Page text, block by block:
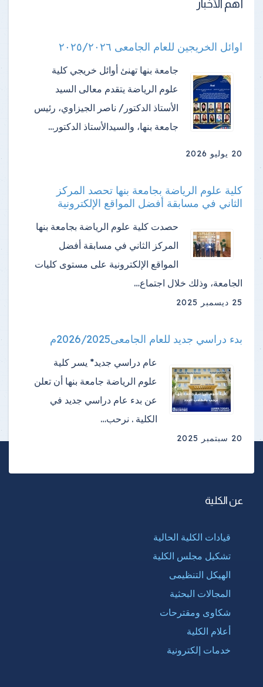
أهم الأخبار
اوائل الخريجين للعام الجامعى ٢٠٢٥/٢٠٢٦
جامعة بنها تهنئ أوائل خريجي كلية
علوم الرياضة ​يتقدم معالى السيد
الأستاذ الدكتور/ ناصر الجيزاوي، رئيس
جامعة بنها، والسيدالأستاذ الدكتور…
20 يوليو 2026
كلية علوم الرياضة بجامعة بنها تحصد المركز
الثاني في مسابقة أفضل المواقع الإلكترونية
حصدت كلية علوم الرياضة بجامعة بنها
المركز الثاني في مسابقة أفضل
المواقع الإلكترونية على مستوى كليات
الجامعة، وذلك خلال اجتماع…
25 ديسمبر 2025
بدء دراسي جديد للعام الجامعى2026/2025م
عام دراسي جديد* يسر كلية
علوم الرياضة جامعة بنها أن تعلن
عن بدء عام دراسي جديد في
الكلية . نرحب…
20 سبتمبر 2025
عن الكلية
قيادات الكلية الحالية
تشكيل مجلس الكلية
الهيكل التنظيمى
المجالات البحثية
شكاوى ومقترحات
أعلام الكلية
خدمات إلكترونية